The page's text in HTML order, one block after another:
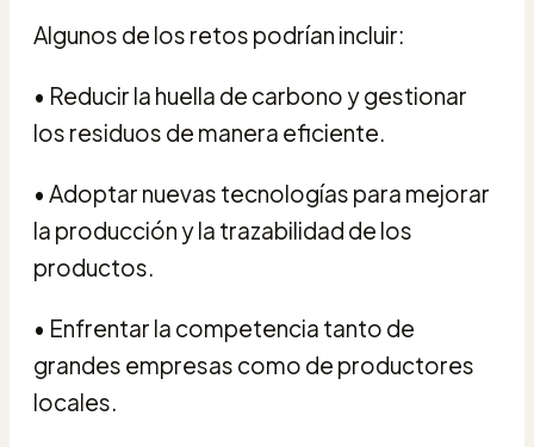
Algunos de los retos podrían incluir:
• Reducir la huella de carbono y gestionar
los residuos de manera eficiente.
• Adoptar nuevas tecnologías para mejorar
la producción y la trazabilidad de los
productos.
• Enfrentar la competencia tanto de
grandes empresas como de productores
locales.